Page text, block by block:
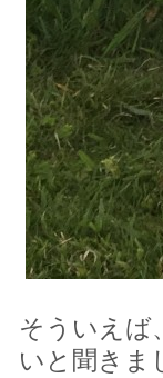
そういえば
いと聞きま